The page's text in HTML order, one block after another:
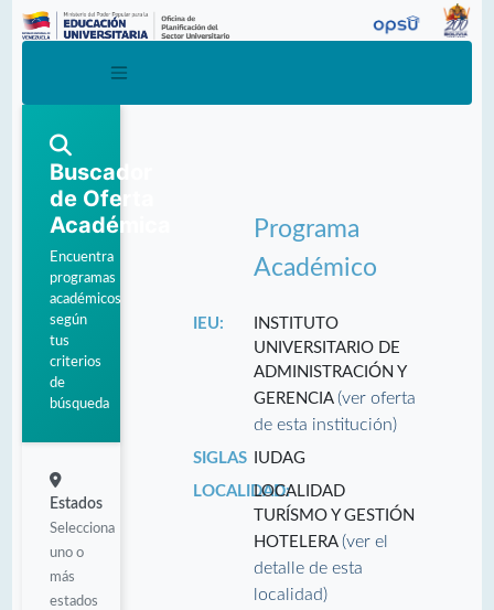
Buscador
de Oferta
Académica
Encuentra
programas
académicos
según
tus
criterios
de
búsqueda
Estados
Selecciona
uno o
más
estados
Programa
Académico
IEU:
INSTITUTO
UNIVERSITARIO DE
ADMINISTRACIÓN Y
GERENCIA(ver oferta
de esta institución)
SIGLAS
IUDAG
LOCALIDAD:LOCALIDAD
TURÍSMO Y GESTIÓN
HOTELERA(ver el
detalle de esta
localidad)